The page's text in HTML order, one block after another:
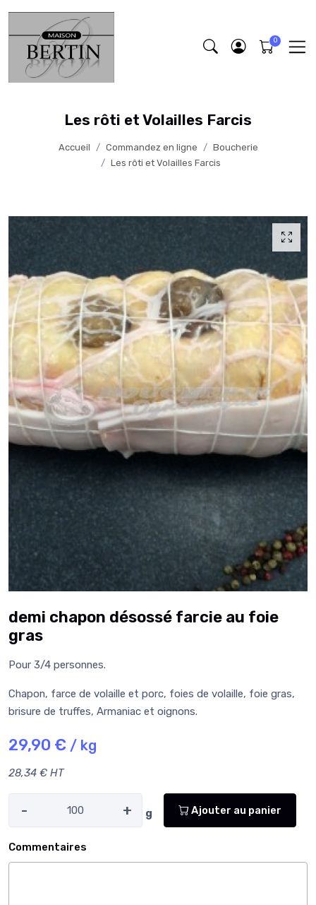
Les rôti et Volailles Farcis
Accueil Commandez en ligne
Boucherie
Les rôti et Volailles Farcis
demi chapon désossé farcie au foie
gras
Pour 3/4 personnes.
Chapon, farce de volaille et porc, foies de volaille, foie gras,
brisure de truffes, Armaniac et oignons.
29,90 € / kg
28,34 € HT
- + g Ajouter au panier
Commentaires